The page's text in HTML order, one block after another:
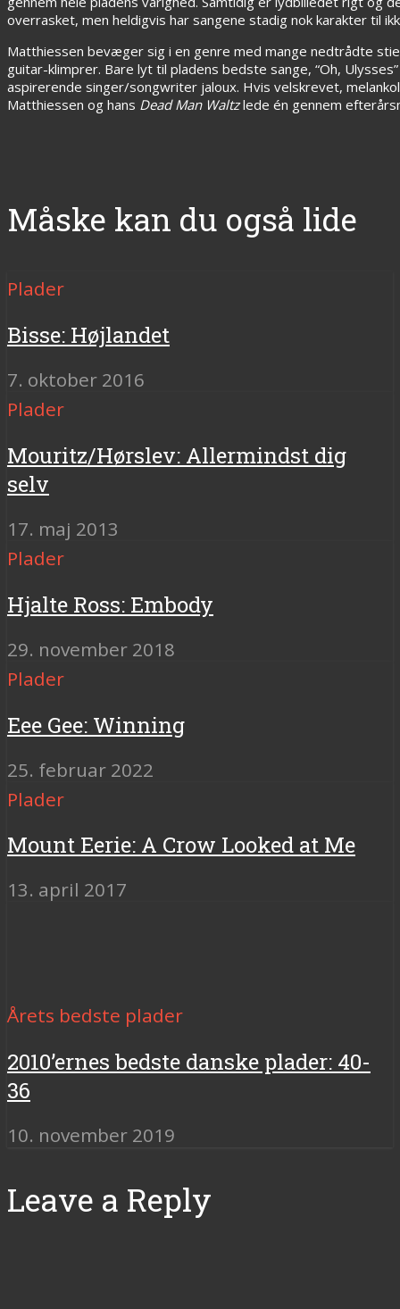
overrasket, men heldigvis har sangene stadig nok karakter til
Matthiessen bevæger sig i en genre med mange nedtrådte
guitar-klimprer. Bare lyt til pladens bedste sange, “Oh,
aspirerende singer/songwriter jaloux. Hvis velskrevet,
Matthiessen og hans Dead Man Waltzlede én gennem
Måske kan du også lide
Plader
Bisse: Højlandet
7. oktober 2016
Plader
Mouritz/Hørslev: Allermindst dig
selv
17. maj 2013
Plader
Hjalte Ross: Embody
29. november 2018
Plader
Eee Gee: Winning
25. februar 2022
Plader
Mount Eerie: A Crow Looked at Me
13. april 2017
Årets bedste plader
2010’ernes bedste danske plader: 40-
36
10. november 2019
Leave a Reply